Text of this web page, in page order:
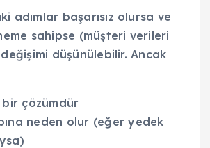
adımlar başarısız olursa ve
sahipse (müşteri verileri
düşünülebilir. Ancak
çözümdür
neden olur (eğer yedek